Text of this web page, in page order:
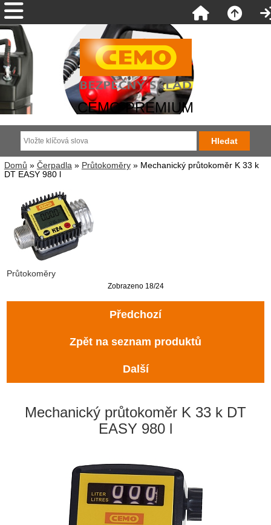
CEMO PREMIUM
Domů » Čerpadla » Průtokoměry» Mechanický průtokoměr K 33 k
DT EASY 980 l
Průtokoměry
Zobrazeno 18/24
Předchozí
Zpět na seznam produktů
Další
Mechanický průtokoměr K 33 k DT
EASY 980 l